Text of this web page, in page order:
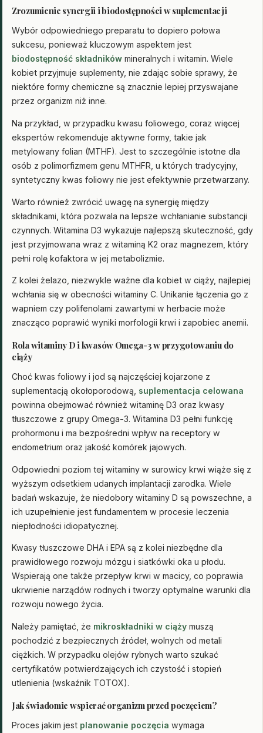
Zrozumienie synergii i biodostępności w suplementacji
Wybór odpowiedniego preparatu to dopiero połowa
sukcesu, ponieważ kluczowym aspektem jest
biodostępność składników mineralnych i witamin. Wiele
kobiet przyjmuje suplementy, nie zdając sobie sprawy, że
niektóre formy chemiczne są znacznie lepiej przyswajane
przez organizm niż inne.
Na przykład, w przypadku kwasu foliowego, coraz więcej
ekspertów rekomenduje aktywne formy, takie jak
metylowany folian (MTHF). Jest to szczególnie istotne dla
osób z polimorfizmem genu MTHFR, u których tradycyjny,
syntetyczny kwas foliowy nie jest efektywnie przetwarzany.
Warto również zwrócić uwagę na synergię między
składnikami, która pozwala na lepsze wchłanianie substancji
czynnych. Witamina D3 wykazuje najlepszą skuteczność, gdy
jest przyjmowana wraz z witaminą K2 oraz magnezem, który
pełni rolę kofaktora w jej metabolizmie.
Z kolei żelazo, niezwykle ważne dla kobiet w ciąży, najlepiej
wchłania się w obecności witaminy C. Unikanie łączenia go z
wapniem czy polifenolami zawartymi w herbacie może
znacząco poprawić wyniki morfologii krwi i zapobiec anemii.
Rola witaminy D i kwasów Omega-3 w przygotowaniu do
ciąży
Choć kwas foliowy i jod są najczęściej kojarzone z
suplementacją okołoporodową, suplementacja celowana
powinna obejmować również witaminę D3 oraz kwasy
tłuszczowe z grupy Omega-3. Witamina D3 pełni funkcję
prohormonu i ma bezpośredni wpływ na receptory w
endometrium oraz jakość komórek jajowych.
Odpowiedni poziom tej witaminy w surowicy krwi wiąże się z
wyższym odsetkiem udanych implantacji zarodka. Wiele
badań wskazuje, że niedobory witaminy D są powszechne, a
ich uzupełnienie jest fundamentem w procesie leczenia
niepłodności idiopatycznej.
Kwasy tłuszczowe DHA i EPA są z kolei niezbędne dla
prawidłowego rozwoju mózgu i siatkówki oka u płodu.
Wspierają one także przepływ krwi w macicy, co poprawia
ukrwienie narządów rodnych i tworzy optymalne warunki dla
rozwoju nowego życia.
Należy pamiętać, że mikroskładniki w ciąży muszą
pochodzić z bezpiecznych źródeł, wolnych od metali
ciężkich. W przypadku olejów rybnych warto szukać
certyfikatów potwierdzających ich czystość i stopień
utlenienia (wskaźnik TOTOX).
Jak świadomie wspierać organizm przed poczęciem?
Proces jakim jest planowanie poczęcia wymaga